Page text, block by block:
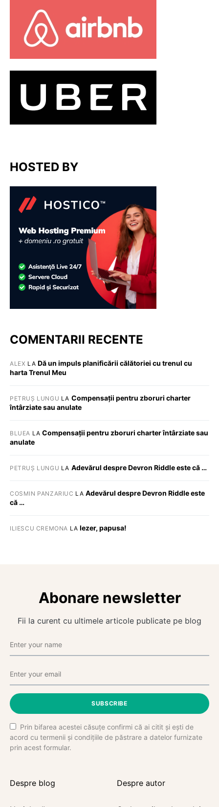
HOSTED BY
COMENTARII RECENTE
ALEX LA Dă un impuls planificării călătoriei cu trenul cu
harta Trenul Meu
PETRUȘ LUNGU LA Compensații pentru zboruri charter
întârziate sau anulate
BLUEA LACompensații pentru zboruri charter întârziate sau
anulate
PETRUȘ LUNGU LA Adevărul despre Devron Riddle este că …
COSMIN PANZARIUC LA Adevărul despre Devron Riddle este
că …
ILIESCU CREMONA LA Iezer, papusa!
Abonare newsletter
Fii la curent cu ultimele articole publicate pe blog
SUBSCRIBE
Prin bifarea acestei căsuțe confirmi că ai citit și ești de
acord cu termenii și condițiile de păstrare a datelor furnizate
prin acest formular.
Despre blog Despre autor